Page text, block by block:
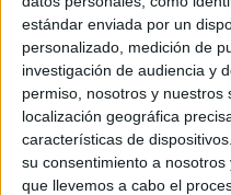
estándar enviada por un
personalizado, medición de
investigación de audiencia y
permiso, nosotros y nuestros
localización geográfica
características de
su consentimiento a
que llevemos a cabo el
El Club de
Aniversario
La
POR MARÍA